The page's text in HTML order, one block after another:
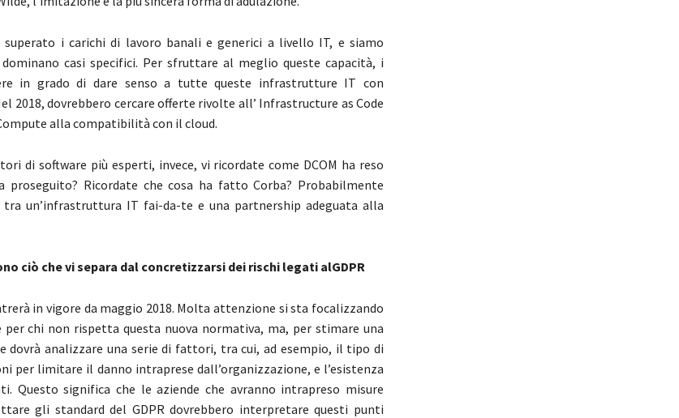
superato i carichi di lavoro banali e generici a livello IT, e siamo
casi specifici. Per sfruttare al meglio queste capacità, i
in grado di dare senso a tutte queste infrastrutture IT con
2018, dovrebbero cercare offerte rivolte all’ Infrastructure as Code
alla compatibilità con il cloud.
di software più esperti, invece, vi ricordate come DCOM ha reso
proseguito? Ricordate che cosa ha fatto Corba? Probabilmente
tra un’infrastruttura IT fai-da-te e una partnership adeguata alla
ciò che vi separa dal concretizzarsi dei rischi legati alGDPR
in vigore da maggio 2018. Molta attenzione si sta focalizzando
chi non rispetta questa nuova normativa, ma, per stimare una
dovrà analizzare una serie di fattori, tra cui, ad esempio, il tipo di
per limitare il danno intraprese dall’organizzazione, e l’esistenza
Questo significa che le aziende che avranno intrapreso misure
gli standard del GDPR dovrebbero interpretare questi punti